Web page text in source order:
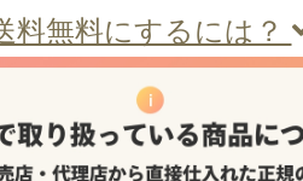
料無料にするには？